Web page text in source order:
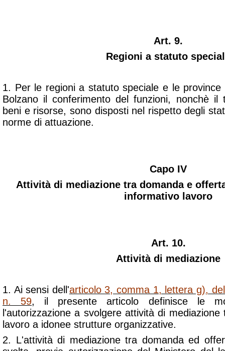
Art. 9.
Regioni a statuto
1. Per le regioni a statuto speciale e le
Bolzano il conferimento del funzioni, nonchè il
beni e risorse, sono disposti nel rispetto degli
norme di attuazione.
Capo IV
Attività di mediazione tra domanda e
informativo lavoro
Art. 10.
Attività di mediazione
1. Ai sensi dell'articolo 3, comma 1, lettera g),
n. 59, il presente articolo definisce le
l'autorizzazione a svolgere attività di
lavoro a idonee strutture organizzative.
2. L'attività di mediazione tra domanda ed